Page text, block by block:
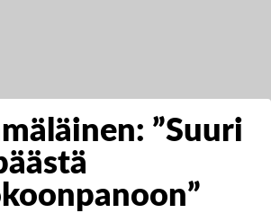
”Suuri